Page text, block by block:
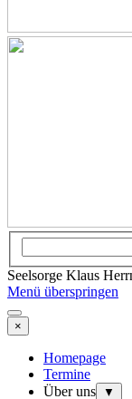
Seelsorge Klaus
Menü überspringen
×
Homepage
Termine
Über uns
▼